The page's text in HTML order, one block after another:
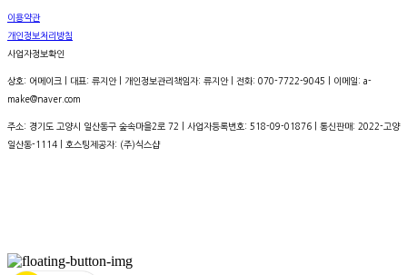
이용약관
개인정보처리방침
사업자정보확인
상호: 어메이크 | 대표: 류지안 | 개인정보관리책임자: 류지안 | 전화: 070-7722-9045 | 이메일: a-
make@naver.com
주소: 경기도 고양시 일산동구 숲속마을2로 72 | 사업자등록번호: 518-09-01876 | 통신판매: 2022-고양
일산동-1114 | 호스팅제공자: (주)식스샵